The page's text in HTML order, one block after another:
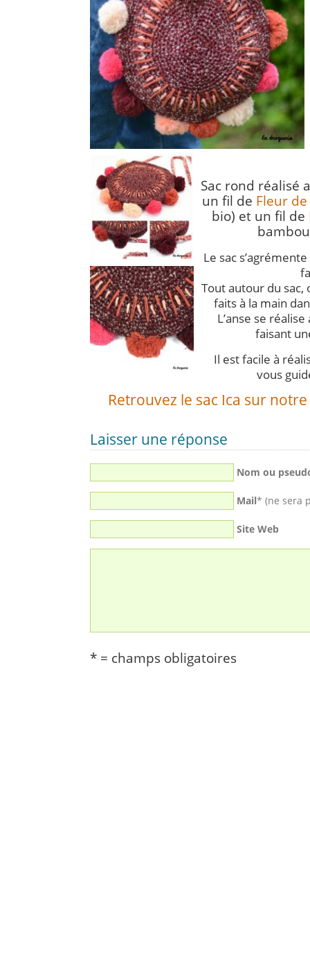
Sac rond réalisé
un fil de Fleur
bio) et un fil de
Le sac
Tout autour du sac,
faits à la main
L’anse se
faisant
Il est facile à
vous
Retrouvez le sac Ica sur
Laisser une réponse
Nom ou
Mail* (ne sera
Site Web
* = champs obligatoires